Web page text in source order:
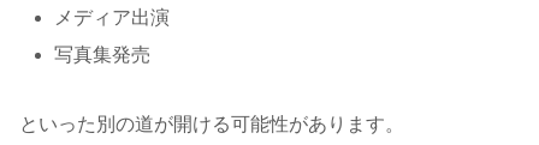
メディア出演
写真集発売
といった別の道が開ける可能性があります。